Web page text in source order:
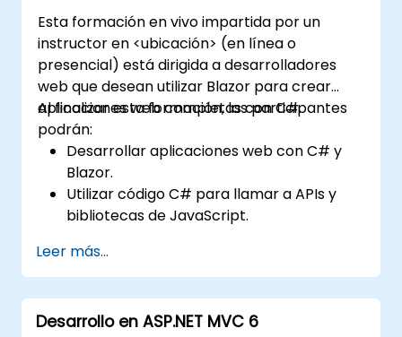
modelado de datos.
Crear una aplicación de ejemplo con
ASP.Net Core.
Esta formación en vivo impartida por un
instructor en <ubicación> (en línea o
presencial) está dirigida a desarrolladores
web que desean utilizar Blazor para crear
aplicaciones web completas con C#.
Al finalizar esta formación, los participantes
podrán:
Desarrollar aplicaciones web con C# y
Blazor.
Utilizar código C# para llamar a APIs y
bibliotecas de JavaScript.
directamente en un navegador o en el
servidor.
Desplegar aplicaciones web Blazor con
Azure.
Leer más...
Desarrollo en ASP.NET MVC 6